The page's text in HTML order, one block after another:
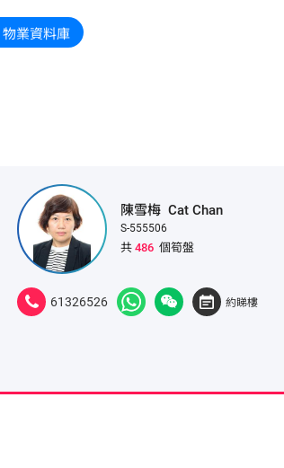
物業資料庫
陳雪梅 Cat Chan
S-555506
共 486 個筍盤
61326526 約睇樓